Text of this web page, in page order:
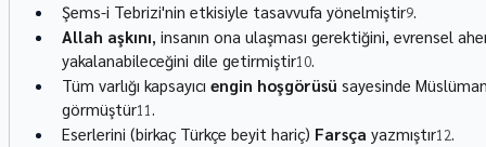
Şems-i Tebrizi'nin etkisiyle tasavvufa yönelmiştir9.
Allah aşkını, insanın ona ulaşması gerektiğini, evrensel
yakalanabileceğini dile getirmiştir10.
Tüm varlığı kapsayıcı engin hoşgörüsü sayesinde
görmüştür11.
Eserlerini (birkaç Türkçe beyit hariç) Farsça yazmıştır12.